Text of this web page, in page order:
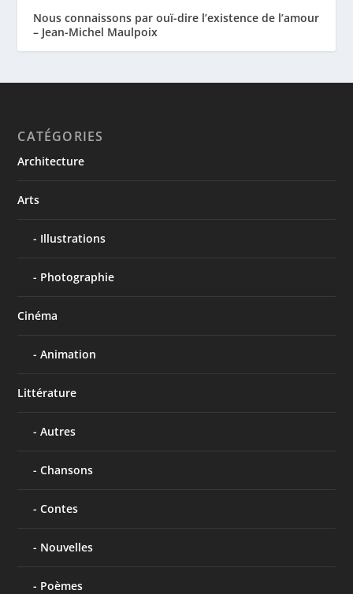
Nous connaissons par ouï-dire l’existence de l’amour
– Jean-Michel Maulpoix
CATÉGORIES
Architecture
Arts
Illustrations
Photographie
Cinéma
Animation
Littérature
Autres
Chansons
Contes
Nouvelles
Poèmes